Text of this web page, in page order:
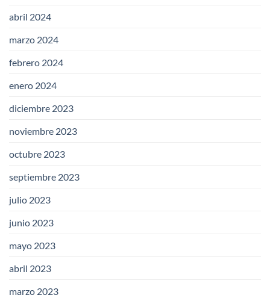
abril 2024
marzo 2024
febrero 2024
enero 2024
diciembre 2023
noviembre 2023
octubre 2023
septiembre 2023
julio 2023
junio 2023
mayo 2023
abril 2023
marzo 2023